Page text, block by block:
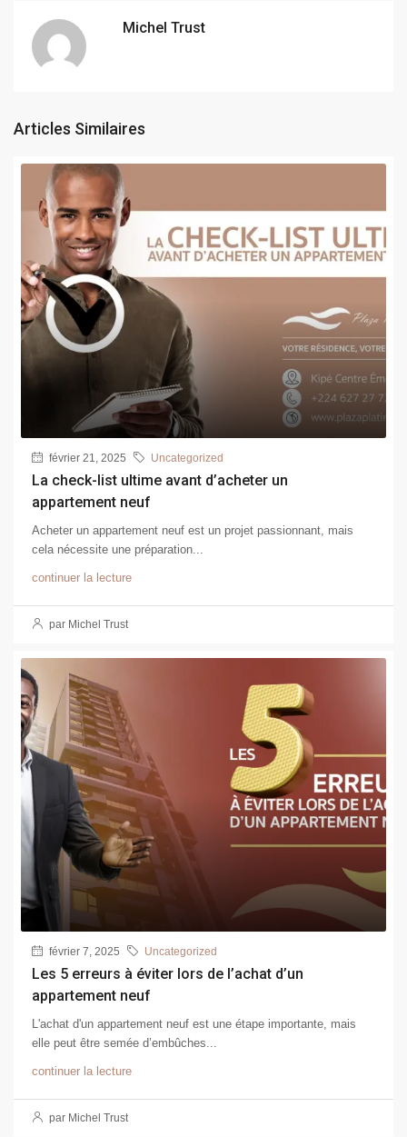
Michel Trust
Articles Similaires
février 21, 2025 Uncategorized
La check-list ultime avant d’acheter un
appartement neuf
Acheter un appartement neuf est un projet passionnant, mais
cela nécessite une préparation...
continuer la lecture
par Michel Trust
février 7, 2025 Uncategorized
Les 5 erreurs à éviter lors de l’achat d’un
appartement neuf
L'achat d'un appartement neuf est une étape importante, mais
elle peut être semée d’embûches...
continuer la lecture
par Michel Trust